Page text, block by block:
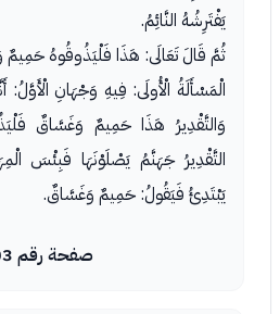
يَفْتَرِشُهُ النَّائِمُ.
ثُمَّ قَالَ تَعَالَى: هَذَا فَلْيَذُوقُوهُ
الْمَسْأَلَةُ الْأُولَى: فِيهِ وَجْهَانِ الْأَوَّلُ:
وَالتَّقْدِيرُ هَذَا حَمِيمٌ وَغَسَّاقٌ
التَّقْدِيرُ جَهَنَّمُ يَصْلَوْنَهَا فَبِئْسَ
يَبْتَدِئُ فَيَقُولُ: حَمِيمٌ وَغَسَّاقٌ.
صفحة رقم 403